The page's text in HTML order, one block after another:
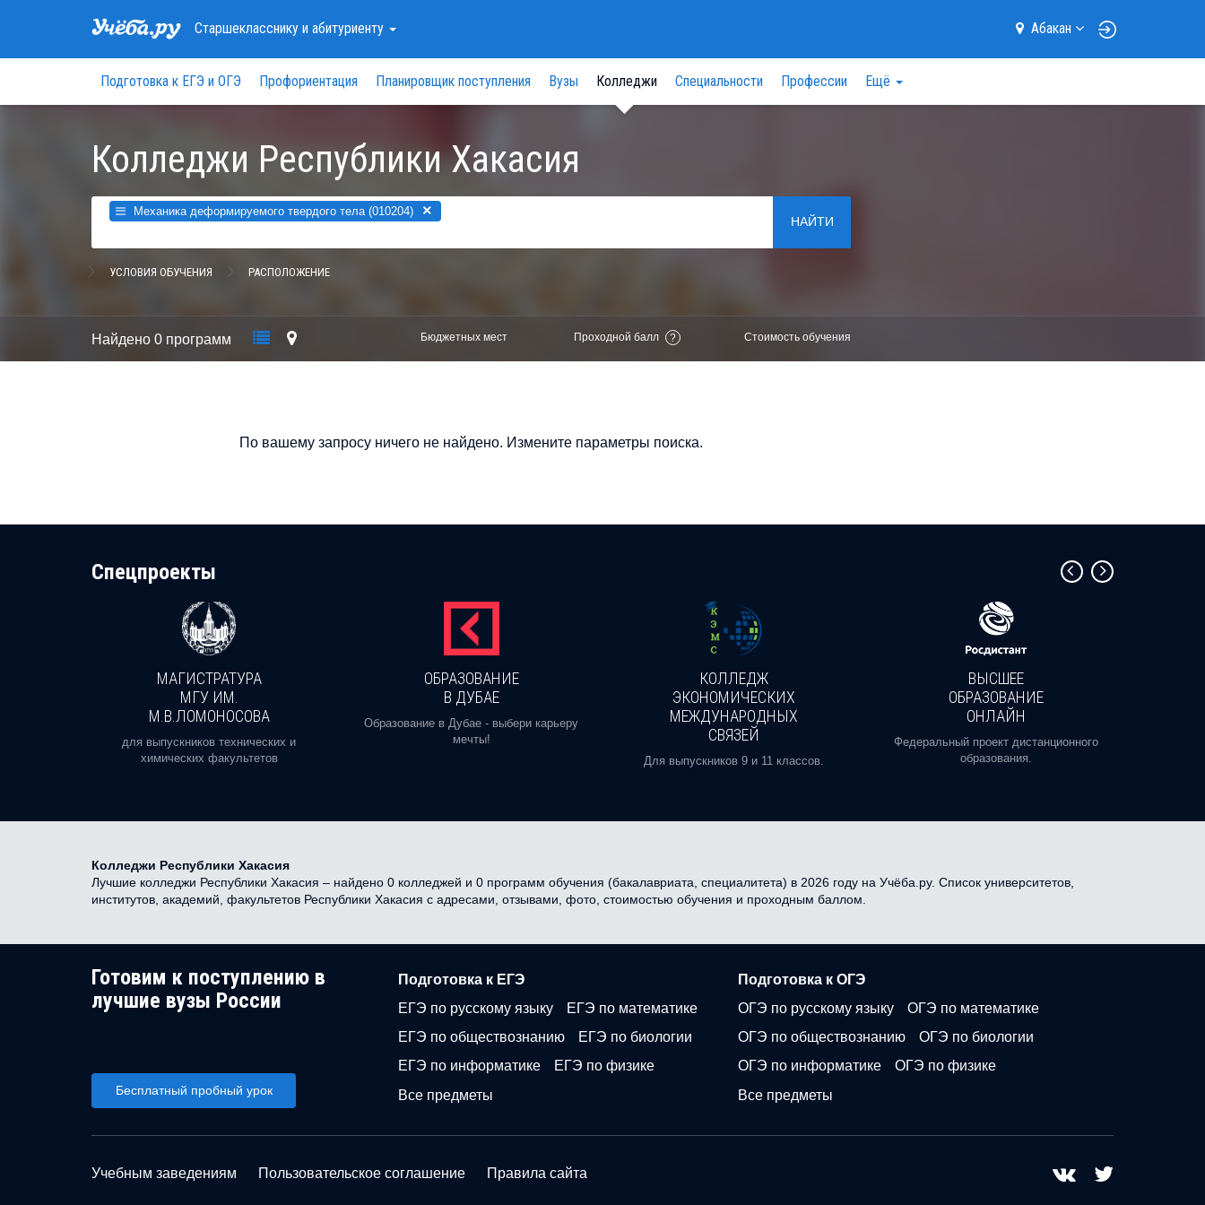
Старшеклассникуи абитуриенту Абакан
Подготовка к ЕГЭ и ОГЭ Профориентация Планировщик поступления Вузы Колледжи Специальности Профессии Ещё
Колледжи Республики Хакасия
Механика деформируемого твердого тела (010204) ×
НАЙТИ
УСЛОВИЯ ОБУЧЕНИЯ РАСПОЛОЖЕНИЕ
Найдено 0 программ Бюджетных мест Проходной балл ? Стоимость обучения
По вашему запросу ничего не найдено. Измените параметры поиска.
Cпецпроекты
МАГИСТРАТУРА
МГУ ИМ.
М.В.ЛОМОНОСОВА
для выпускников технических и
химических факультетов
ОБРАЗОВАНИЕ
В ДУБАЕ
Образование в Дубае - выбери карьеру
мечты!
КОЛЛЕДЖ
ЭКОНОМИЧЕСКИХ
МЕЖДУНАРОДНЫХ
СВЯЗЕЙ
Для выпускников 9 и 11 классов.
ВЫСШЕЕ
ОБРАЗОВАНИЕ
ОНЛАЙН
Федеральный проект дистанционного
образования.
Колледжи Республики Хакасия
Лучшие колледжи Республики Хакасия – найдено 0 колледжей и 0 программ обучения (бакалавриата, специалитета) в 2026 году на Учёба.ру. Список университетов,
институтов, академий, факультетов Республики Хакасия с адресами, отзывами, фото, стоимостью обучения и проходным баллом.
Готовим к поступлению в
лучшие вузы России
Бесплатный пробный урок
Подготовка к ЕГЭ
ЕГЭ по русскому языку
ЕГЭ по математике
ЕГЭ по обществознанию
ЕГЭ по биологии
ЕГЭ по информатике
ЕГЭ по физике
Все предметы
Подготовка к ОГЭ
ОГЭ по русскому языку
ОГЭ по математике
ОГЭ по обществознанию
ОГЭ по биологии
ОГЭ по информатике
ОГЭ по физике
Все предметы
Учебным заведениям Пользовательское соглашение Правила сайта